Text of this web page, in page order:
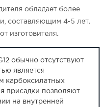
обладает более
составляющим 4-5 лет.
изготовителя.
обычно отсутствуют
является
карбоксилатных
присадки позволяют
на внутренней